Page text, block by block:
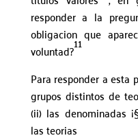
responder a la
obligacion que
voluntad?11
Para responder a esta
grupos distintos de
(ii) las denominadas
las teorias